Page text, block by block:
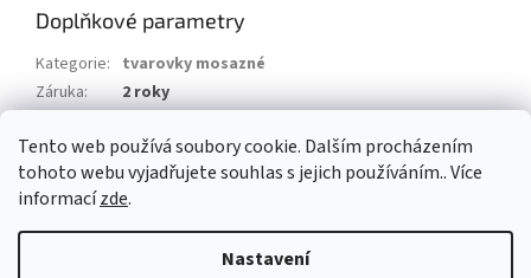
Tento web používá soubory cookie. Dalším procházením
tohoto webu vyjadřujete souhlas s jejich používáním.. Více
informacízde.
Nastavení
Doplňkové parametry
Kategorie: tvarovky mosazné
Záruka:
2 roky
EAN: 8595042195446
Vytvořil Shoptet